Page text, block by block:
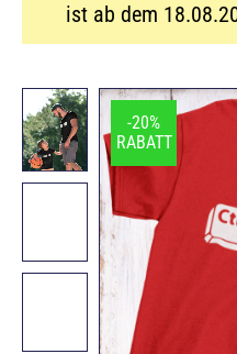
ist ab dem
-20%
RABATT